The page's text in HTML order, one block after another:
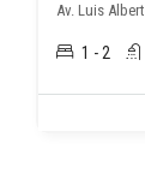
Av. Luis
1 - 2